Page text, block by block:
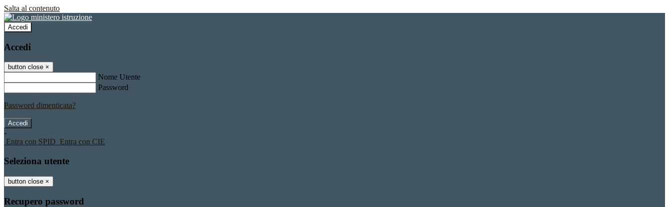
Salta al contenuto
Accedi
Accedi
button close ×
Nome Utente
Password
Password dimenticata?
-
Entra con SPID Entra con CIE
Seleziona utente
button close ×
Recupero password